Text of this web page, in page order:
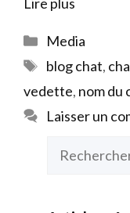
Catégories
Media
Étiquettes
blog chat,
vedette, nom du
Laisser un